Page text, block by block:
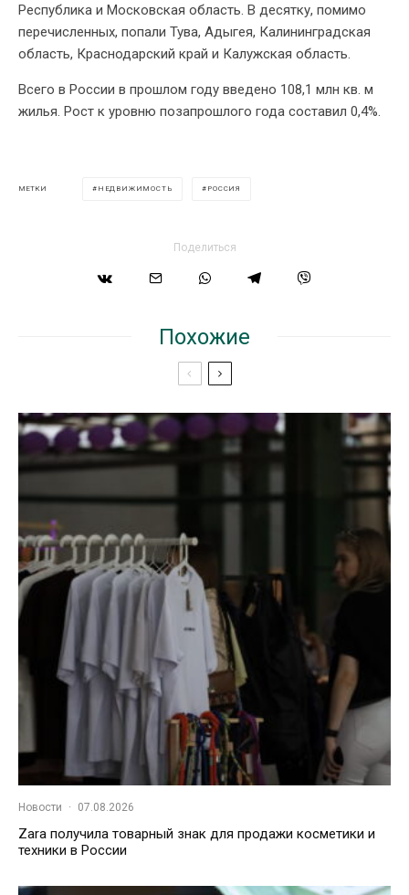
Республика и Московская область. В десятку, помимо
перечисленных, попали Тува, Адыгея, Калининградская
область, Краснодарский край и Калужская область.
Всего в России в прошлом году введено 108,1 млн кв. м
жилья. Рост к уровню позапрошлого года составил 0,4%.
МЕТКИ НЕДВИЖИМОСТЬ РОССИЯ
Поделиться
Похожие
Новости · 07.08.2026
Zara получила товарный знак для продажи косметики и
техники в России